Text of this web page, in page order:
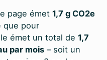
page émet 1,7 g CO2e
que pour
émet un total de 1,7
par mois– soit un